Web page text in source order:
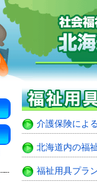
介護保険によ
北海道内の福
福祉用具プラ